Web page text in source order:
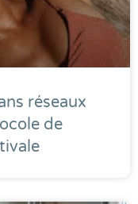
réseaux
de